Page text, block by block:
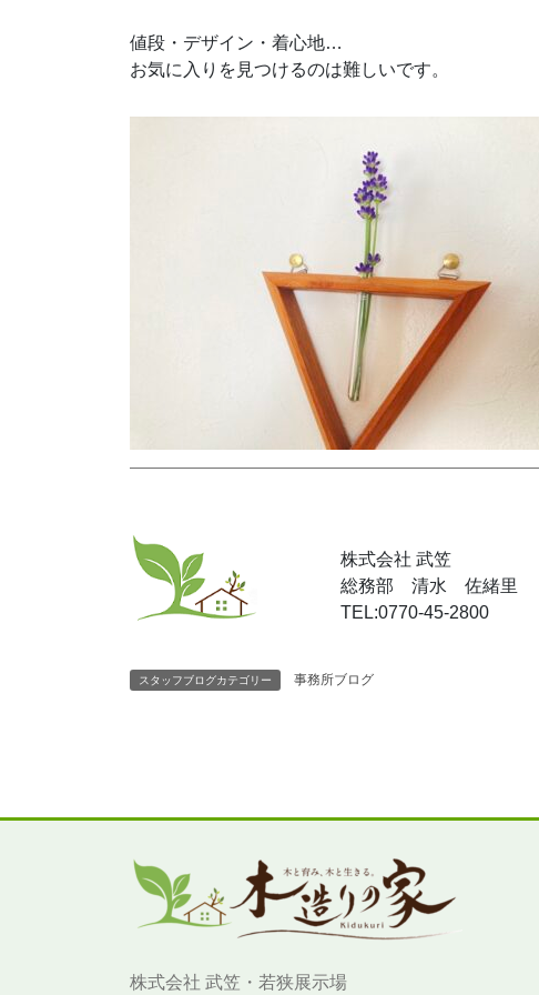
値段・デザイン・着心地…
お気に入りを見つけるのは難しいです。
株式会社 武笠
総務部 清水 佐緒里
TEL:0770-45-2800
スタッフブログカテゴリー 事務所ブログ
株式会社 武笠・若狭展示場